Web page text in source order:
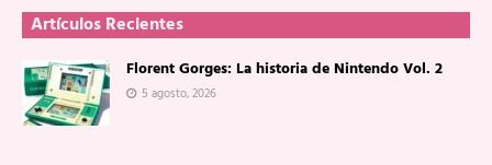
Artículos Recientes
Florent Gorges: La historia de Nintendo Vol. 2
5 agosto, 2026